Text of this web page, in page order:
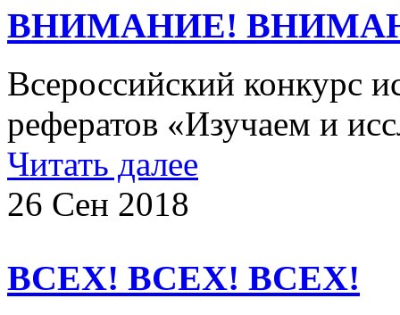
ВНИМАНИЕ!
Всероссийский конкурс
рефератов «Изучаем и
Читать далее
26 Сен 2018
ВСЕХ! ВСЕХ! ВСЕХ!